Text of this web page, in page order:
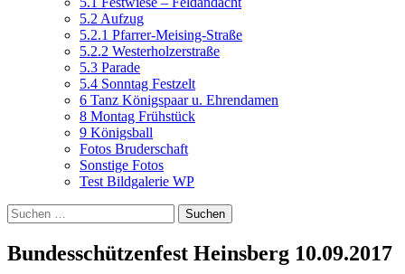
5.2 Aufzug
5.2.1 Pfarrer-Meising-Straße
5.2.2 Westerholzerstraße
5.3 Parade
5.4 Sonntag Festzelt
6 Tanz Königspaar u. Ehrendamen
8 Montag Frühstück
9 Königsball
Fotos Bruderschaft
Sonstige Fotos
Test Bildgalerie WP
Suchen
nach:
Bundesschützenfest Heinsberg 10.09.2017